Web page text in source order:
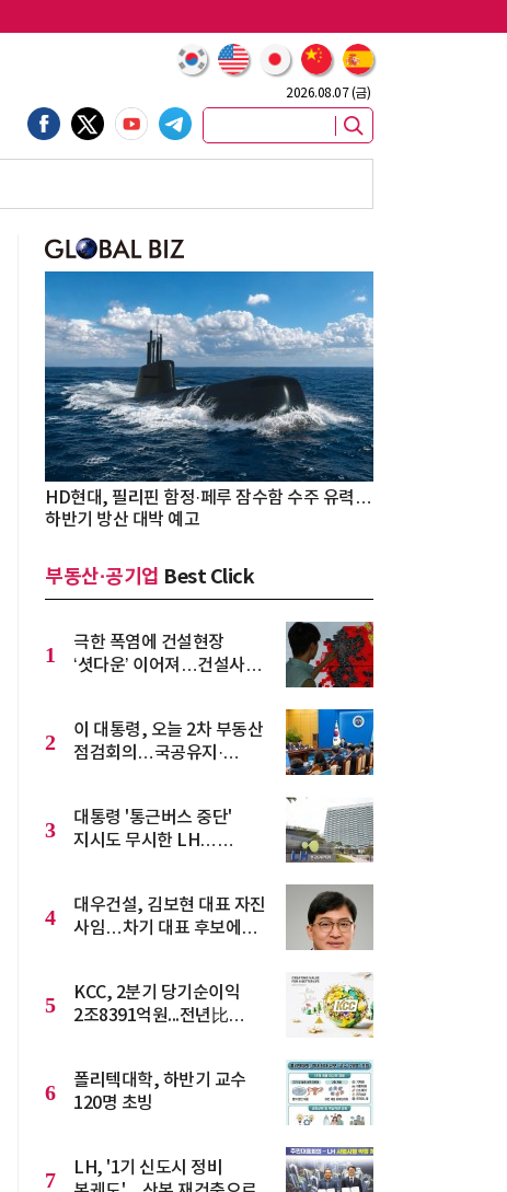
2026.08.07 (금)
HD현대, 필리핀 함정·페루 잠수함 수주 유력…
하반기 방산 대박 예고
부동산·공기업 Best Click
1
극한 폭염에 건설현장
‘셧다운’ 이어져…건설사
2
이 대통령, 오늘 2차 부동산
점검회의…국공유지·
3
대통령 '통근버스 중단'
지시도 무시한 LH…
4
대우건설, 김보현 대표 자진
사임…차기 대표 후보에
5
KCC, 2분기 당기순이익
2조8391억원...전년比
6
폴리텍대학, 하반기 교수
120명 초빙
7
LH, '1기 신도시 정비